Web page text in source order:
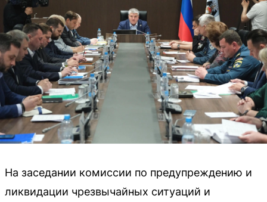
На заседании комиссии по предупреждению и
ликвидации чрезвычайных ситуаций и